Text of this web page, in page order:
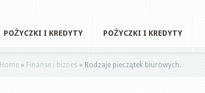
POŻYCZKI I KREDYTY POŻYCZKI I KREDYTY
Home » Finanse i biznes » Rodzaje pieczątek biurowych.